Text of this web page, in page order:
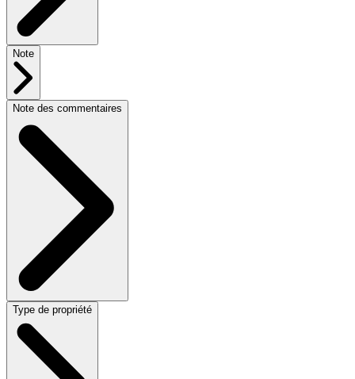
Note
Note des commentaires
Type de propriété